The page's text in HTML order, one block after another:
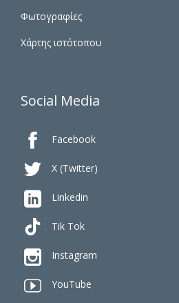
Φωτογραφίες
Χάρτης ιστότοπου
Social Media
 Facebook
 X (Twitter)
 Linkedin
Tik Tok
 Instagram
 YouTube